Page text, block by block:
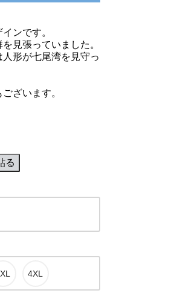
ンです。
見張っていました。
形が七尾湾を見守っ
ざいます。
る